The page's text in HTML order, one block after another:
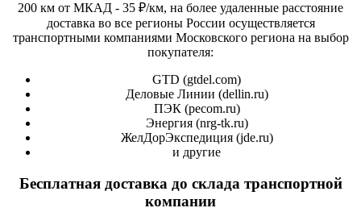
200 км от МКАД - 35 ₽/км, на более удаленные расстояние
доставка во все регионы России осуществляется
транспортными компаниями Московского региона на выбор
покупателя:
GTD (gtdel.com)
Деловые Линии (dellin.ru)
ПЭК (pecom.ru)
Энергия (nrg-tk.ru)
ЖелДорЭкспедиция (jde.ru)
и другие
Бесплатная доставка до склада транспортной
компании